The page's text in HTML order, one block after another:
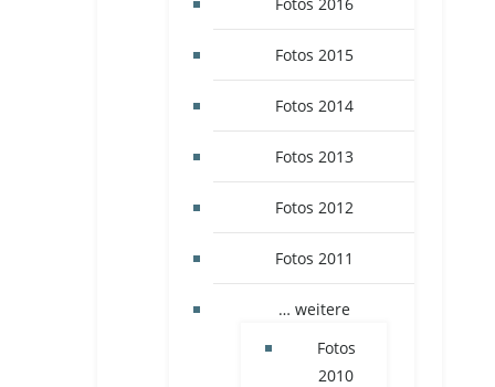
Fotos 2015
Fotos 2014
Fotos 2013
Fotos 2012
Fotos 2011
… weitere
Fotos
2010